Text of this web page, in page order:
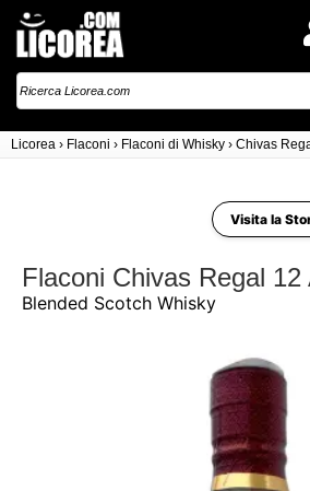
Licorea › Flaconi › Flaconi di Whisky › Chivas
Visita la
Flaconi Chivas Regal 12
Blended Scotch Whisky